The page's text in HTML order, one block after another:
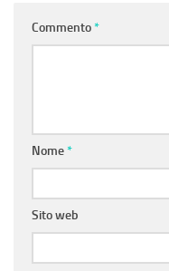
Commento*
Nome*
Sito web